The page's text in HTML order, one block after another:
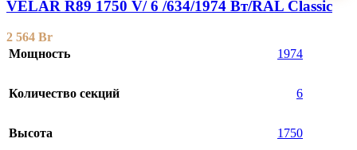
VELAR R89 1750 V/ 6 /634/1974 Вт/RAL Classic
2 564 Br
Мощность
1974
Количество секций 6
Высота 1750